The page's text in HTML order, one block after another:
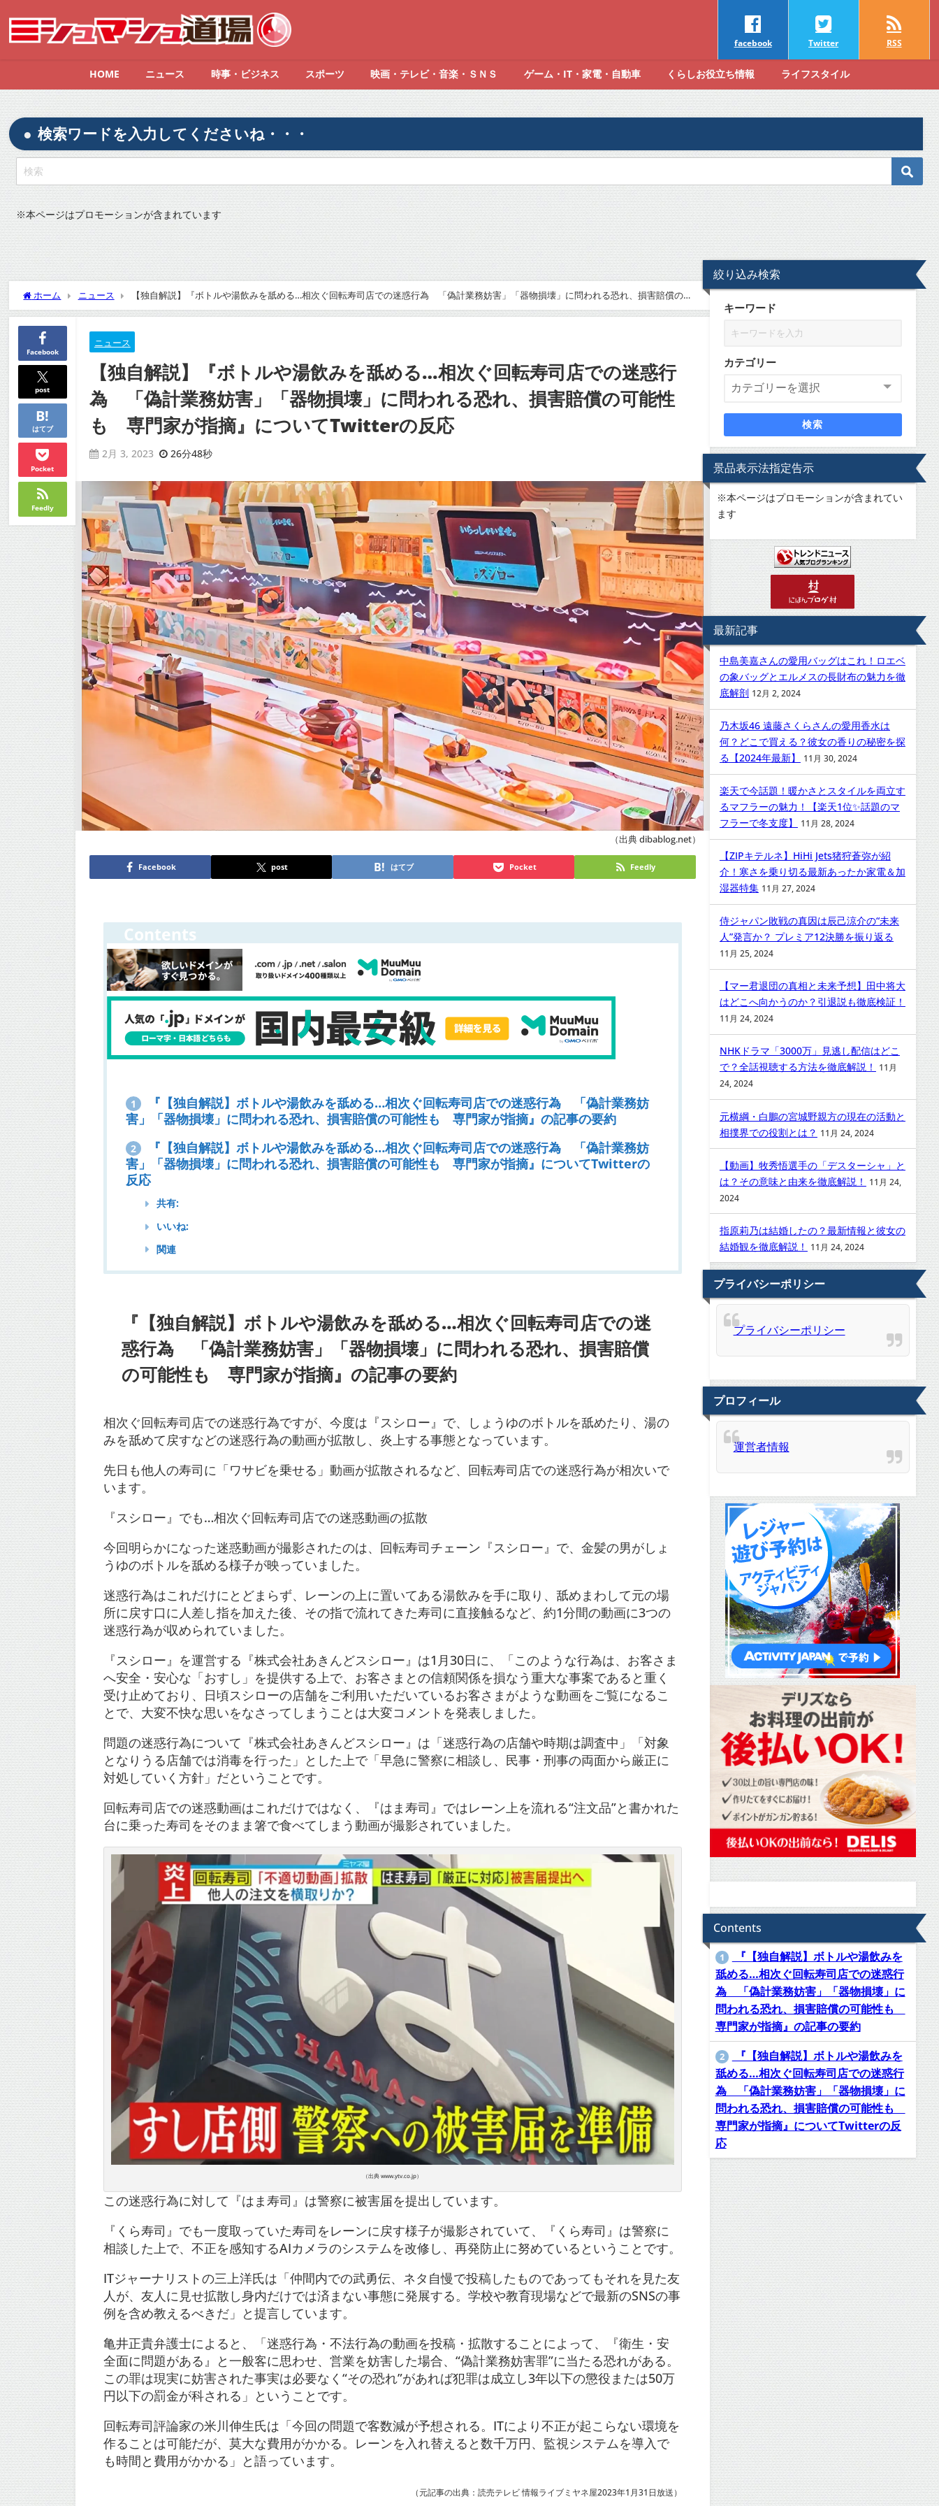
facebook Twitter RSS
HOME ニュース 時事・ビジネス スポーツ 映画・テレビ・音楽・ＳＮＳ ゲーム・IT・家電・自動車 くらしお役立ち情報 ライフスタイル
検索ワードを入力してくださいね・・・
※本ページはプロモーションが含まれています
ホーム ニュース
【独自解説】『ボトルや湯飲みを舐める…相次ぐ回転寿司店での迷惑行為 「偽計業務妨害」「器物損壊」に問われる恐れ、損害賠償の可
能性も 専門家が指摘』についてTwitterの反応
Facebook
post
はてブ
Pocket
Feedly
ニュース
【独自解説】『ボトルや湯飲みを舐める…相次ぐ回転寿司店での迷惑行
為 「偽計業務妨害」「器物損壊」に問われる恐れ、損害賠償の可能性
も 専門家が指摘』についてTwitterの反応
2月 3, 2023 26分48秒
（出典 dibablog.net）
Facebook post はてブ Pocket Feedly
Contents
1
『【独自解説】ボトルや湯飲みを舐める…相次ぐ回転寿司店での迷惑行為 「偽計業務妨
害」「器物損壊」に問われる恐れ、損害賠償の可能性も 専門家が指摘』の記事の要約
2
『【独自解説】ボトルや湯飲みを舐める…相次ぐ回転寿司店での迷惑行為 「偽計業務妨
害」「器物損壊」に問われる恐れ、損害賠償の可能性も 専門家が指摘』についてTwitterの
反応
共有:
いいね:
関連
『【独自解説】ボトルや湯飲みを舐める…相次ぐ回転寿司店での迷
惑行為 「偽計業務妨害」「器物損壊」に問われる恐れ、損害賠償
の可能性も 専門家が指摘』の記事の要約
相次ぐ回転寿司店での迷惑行為ですが、今度は『スシロー』で、しょうゆのボトルを舐めたり、湯の
みを舐めて戻すなどの迷惑行為の動画が拡散し、炎上する事態となっています。
先日も他人の寿司に「ワサビを乗せる」動画が拡散されるなど、回転寿司店での迷惑行為が相次いで
います。
『スシロー』でも…相次ぐ回転寿司店での迷惑動画の拡散
今回明らかになった迷惑動画が撮影されたのは、回転寿司チェーン『スシロー』で、金髪の男がしょ
うゆのボトルを舐める様子が映っていました。
迷惑行為はこれだけにとどまらず、レーンの上に置いてある湯飲みを手に取り、舐めまわして元の場
所に戻す口に人差し指を加えた後、その指で流れてきた寿司に直接触るなど、約1分間の動画に3つの
迷惑行為が収められていました。
『スシロー』を運営する『株式会社あきんどスシロー』は1月30日に、「このような行為は、お客さま
へ安全・安心な「おすし」を提供する上で、お客さまとの信頼関係を損なう重大な事案であると重く
受け止めており、日頃スシローの店舗をご利用いただいているお客さまがような動画をご覧になるこ
とで、大変不快な思いをなさってしまうことは大変コメントを発表しました。
問題の迷惑行為について『株式会社あきんどスシロー』は「迷惑行為の店舗や時期は調査中」「対象
となりうる店舗では消毒を行った」とした上で「早急に警察に相談し、民事・刑事の両面から厳正に
対処していく方針」だということです。
回転寿司店での迷惑動画はこれだけではなく、『はま寿司』ではレーン上を流れる“注文品”と書かれた
台に乗った寿司をそのまま箸で食べてしまう動画が撮影されていました。
（出典 www.ytv.co.jp）
この迷惑行為に対して『はま寿司』は警察に被害届を提出しています。
『くら寿司』でも一度取っていた寿司をレーンに戻す様子が撮影されていて、『くら寿司』は警察に
相談した上で、不正を感知するAIカメラのシステムを改修し、再発防止に努めているということです。
ITジャーナリストの三上洋氏は「仲間内での武勇伝、ネタ自慢で投稿したものであってもそれを見た友
人が、友人に見せ拡散し身内だけでは済まない事態に発展する。学校や教育現場などで最新のSNSの事
例を含め教えるべきだ」と提言しています。
亀井正貴弁護士によると、「迷惑行為・不法行為の動画を投稿・拡散することによって、『衛生・安
全面に問題がある』と一般客に思わせ、営業を妨害した場合、“偽計業務妨害罪”に当たる恐れがある。
この罪は現実に妨害された事実は必要なく“その恐れ”があれば犯罪は成立し3年以下の懲役または50万
円以下の罰金が科される」ということです。
回転寿司評論家の米川伸生氏は「今回の問題で客数減が予想される。ITにより不正が起こらない環境を
作ることは可能だが、莫大な費用がかかる。レーンを入れ替えると数千万円、監視システムを導入で
も時間と費用がかかる」と語っています。
（元記事の出典：読売テレビ 情報ライブミヤネ屋2023年1月31日放送）
絞り込み検索
キーワード
カテゴリー
検索
景品表示法指定告示
※本ページはプロモーションが含まれてい
ます
最新記事
中島美嘉さんの愛用バッグはこれ！ロエベ
の象バッグとエルメスの長財布の魅力を徹
底解剖 12月 2, 2024
乃木坂46 遠藤さくらさんの愛用香水は
何？どこで買える？彼女の香りの秘密を探
る【2024年最新】
11月 30, 2024
楽天で今話題！暖かさとスタイルを両立す
るマフラーの魅力！【楽天1位✨話題のマ
フラーで冬支度】
11月 28, 2024
【ZIPキテルネ】HiHi Jets猪狩蒼弥が紹
介！寒さを乗り切る最新あったか家電＆加
湿器特集 11月 27, 2024
侍ジャパン敗戦の真因は辰己涼介の“未来
人”発言か？ プレミア12決勝を振り返る
11月 25, 2024
【マー君退団の真相と未来予想】田中将大
はどこへ向かうのか？引退説も徹底検証！
11月 24, 2024
NHKドラマ「3000万」見逃し配信はどこ
で？全話視聴する方法を徹底解説！
11月
24, 2024
元横綱・白鵬の宮城野親方の現在の活動と
相撲界での役割とは？ 11月 24, 2024
【動画】牧秀悟選手の「デスターシャ」と
は？その意味と由来を徹底解説！
11月 24,
2024
指原莉乃は結婚したの？最新情報と彼女の
結婚観を徹底解説！
11月 24, 2024
プライバシーポリシー
プライバシーポリシー
プロフィール
運営者情報
Contents
1
『【独自解説】ボトルや湯飲みを
舐める…相次ぐ回転寿司店での迷惑行
為 「偽計業務妨害」「器物損壊」に
問われる恐れ、損害賠償の可能性も
専門家が指摘』の記事の要約
2
『【独自解説】ボトルや湯飲みを
舐める…相次ぐ回転寿司店での迷惑行
為 「偽計業務妨害」「器物損壊」に
問われる恐れ、損害賠償の可能性も
専門家が指摘』についてTwitterの反
応